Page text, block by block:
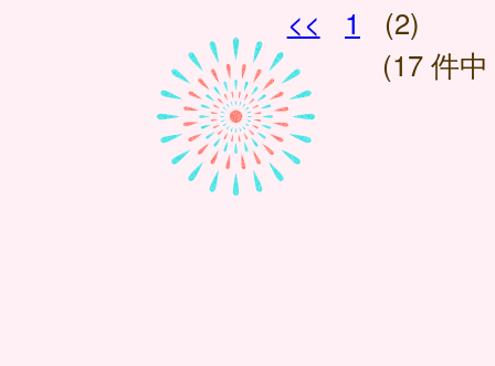
<< 1
(2)
(17 件